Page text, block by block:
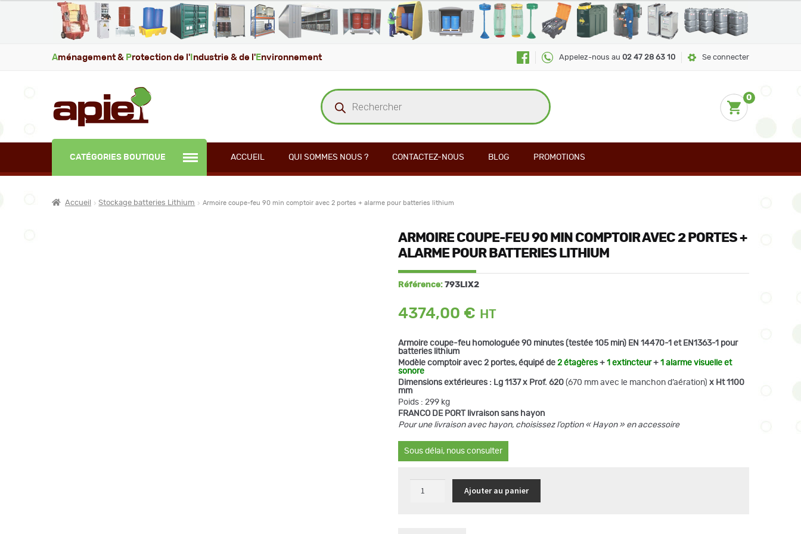
Aménagement & Protection de l' ndustrie & de l' Environnement Appelez-nous au 02 47 28 63 10 Se connecter
Recherche
de
produits
0
CATÉGORIES BOUTIQUE ACCUEIL QUI SOMMES NOUS ? CONTACTEZ-NOUS BLOG PROMOTIONS
Accueil Stockage batteries Lithium Armoire coupe-feu 90 min comptoir avec 2 portes + alarme pour batteries lithium
ARMOIRE COUPE-FEU 90 MIN COMPTOIR AVEC 2 PORTES +
ALARME POUR BATTERIES LITHIUM
Référence: 793LIX2
4374,00 €
Armoire coupe-feu homologuée 90 minutes (testée 105 min) EN 14470-1 et EN1363-1 pour
batteries lithium
Modèle comptoir avec 2 portes, équipé de 2 étagères+1 extincteur+ 1 alarme visuelle et
sonore
Dimensions extérieures : Lg 1137 x Prof. 620 (670 mm avec le manchon d’aération) x Ht 1100
mm
Poids : 299 kg
FRANCO DE PORT livraison sans hayon
Pour une livraison avec hayon, choisissez l’option « Hayon » en accessoire
Sous délai, nous consulter
quantité
Ajouter au panier